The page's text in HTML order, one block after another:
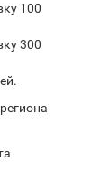
100
300